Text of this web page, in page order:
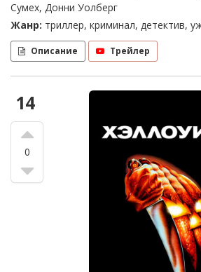
Сумех, Донни Уолберг
Жанр: триллер, криминал, детектив,
Описание Трейлер
14
0